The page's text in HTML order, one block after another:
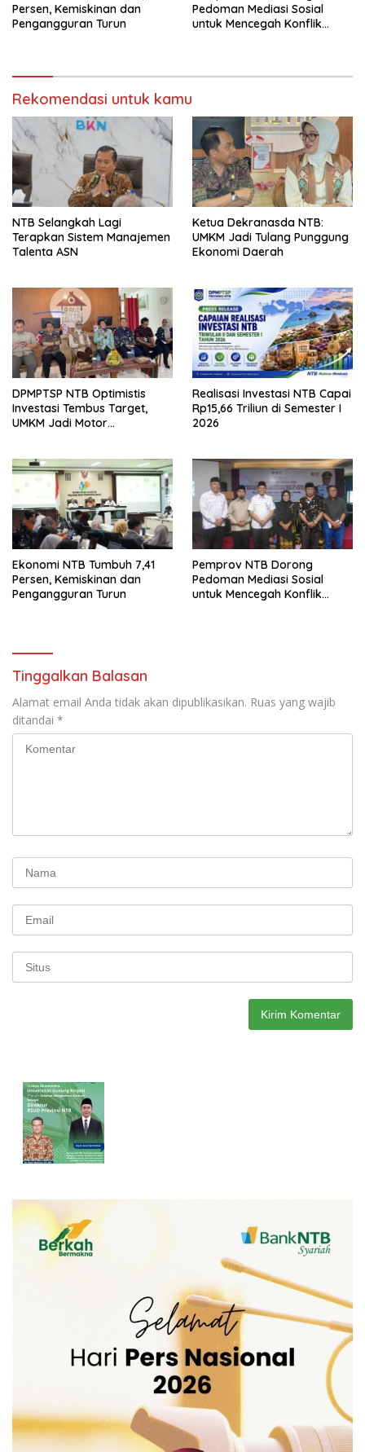
Persen, Kemiskinan dan
Pengangguran Turun
Pedoman Mediasi Sosial
untuk Mencegah Konflik
Rekomendasi untuk kamu
NTB Selangkah Lagi
Terapkan Sistem Manajemen
Talenta ASN
Ketua Dekranasda NTB:
UMKM Jadi Tulang Punggung
Ekonomi Daerah
DPMPTSP NTB Optimistis
Investasi Tembus Target,
UMKM Jadi Motor
Realisasi Investasi NTB Capai
Rp15,66 Triliun di Semester I
2026
Ekonomi NTB Tumbuh 7,41
Persen, Kemiskinan dan
Pengangguran Turun
Pemprov NTB Dorong
Pedoman Mediasi Sosial
untuk Mencegah Konflik
Tinggalkan Balasan
Alamat email Anda tidak akan dipublikasikan. Ruas yang wajib
ditandai *